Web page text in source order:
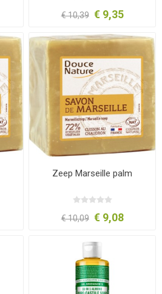
€ 10,39 € 9,35
Zeep Marseille palm
€ 10,09 € 9,08